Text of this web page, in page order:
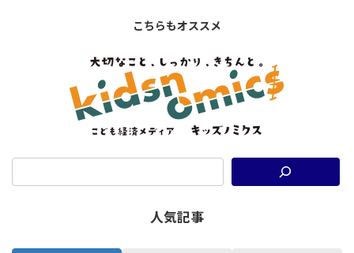
こちらもオススメ
人気記事